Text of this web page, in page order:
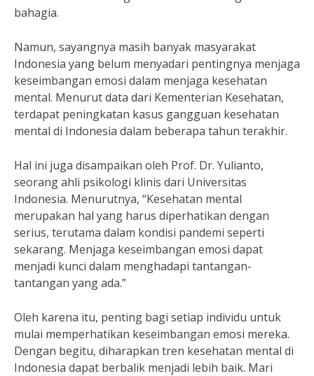
bahagia.
Namun, sayangnya masih banyak masyarakat
Indonesia yang belum menyadari pentingnya menjaga
keseimbangan emosi dalam menjaga kesehatan
mental. Menurut data dari Kementerian Kesehatan,
terdapat peningkatan kasus gangguan kesehatan
mental di Indonesia dalam beberapa tahun terakhir.
Hal ini juga disampaikan oleh Prof. Dr. Yulianto,
seorang ahli psikologi klinis dari Universitas
Indonesia. Menurutnya, “Kesehatan mental
merupakan hal yang harus diperhatikan dengan
serius, terutama dalam kondisi pandemi seperti
sekarang. Menjaga keseimbangan emosi dapat
menjadi kunci dalam menghadapi tantangan-
tantangan yang ada.”
Oleh karena itu, penting bagi setiap individu untuk
mulai memperhatikan keseimbangan emosi mereka.
Dengan begitu, diharapkan tren kesehatan mental di
Indonesia dapat berbalik menjadi lebih baik. Mari